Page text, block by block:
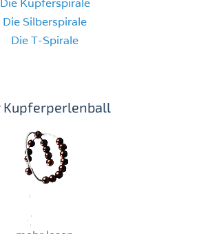
Die Kupferspirale
Die Silberspirale
Die T-Spirale
Kupferperlenball